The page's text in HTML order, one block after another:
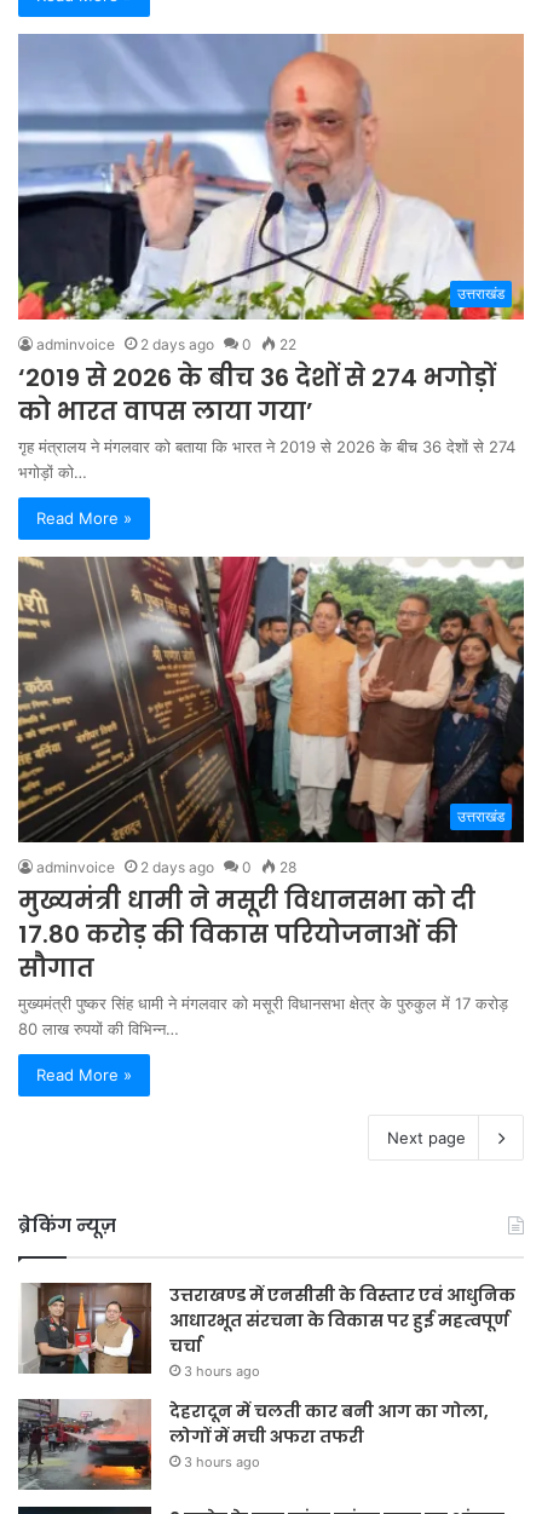
उत्तराखंड
adminvoice 2 days ago 0 22
‘2019 से 2026 के बीच 36 देशों से 274 भगोड़ों
को भारत वापस लाया गया’
गृह मंत्रालय ने मंगलवार को बताया कि भारत ने 2019 से 2026 के बीच 36 देशों से 274
भगोड़ों को…
Read More »
उत्तराखंड
adminvoice 2 days ago 0 28
मुख्यमंत्री धामी ने मसूरी विधानसभा को दी
17.80 करोड़ की विकास परियोजनाओं की
सौगात
मुख्यमंत्री पुष्कर सिंह धामी ने मंगलवार को मसूरी विधानसभा क्षेत्र के पुरुकुल में 17 करोड़
80 लाख रुपयों की विभिन्न…
Read More »
Next page
ब्रेकिंग न्यूज़
उत्तराखण्ड में एनसीसी के विस्तार एवं आधुनिक
आधारभूत संरचना के विकास पर हुई महत्वपूर्ण
चर्चा
3 hours ago
देहरादून में चलती कार बनी आग का गोला,
लोगों में मची अफरा तफरी
3 hours ago